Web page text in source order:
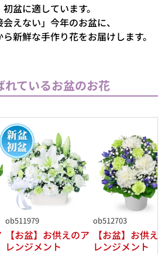
盆に適しています。
えない」今年のお盆に、
新鮮な手作り花をお届けします。
れているお盆のお花
ob511979
【お盆】お供えのア
レンジメント
ob512703
【お盆】お供え
レンジメント